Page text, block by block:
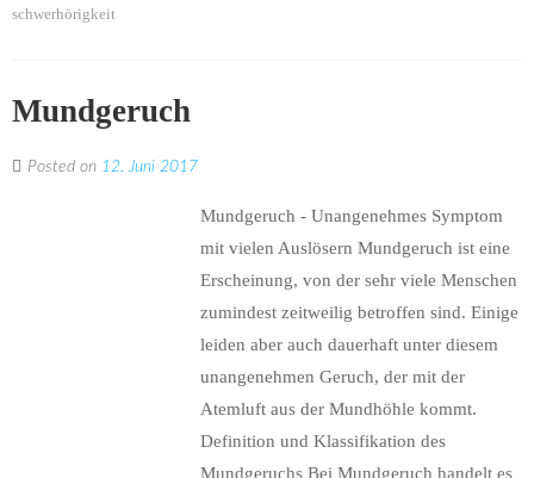
schwerhörigkeit
Mundgeruch
Posted on 12. Juni 2017
Mundgeruch - Unangenehmes Symptom
mit vielen Auslösern Mundgeruch ist eine
Erscheinung, von der sehr viele Menschen
zumindest zeitweilig betroffen sind. Einige
leiden aber auch dauerhaft unter diesem
unangenehmen Geruch, der mit der
Atemluft aus der Mundhöhle kommt.
Definition und Klassifikation des
Mundgeruchs Bei Mundgeruch handelt es